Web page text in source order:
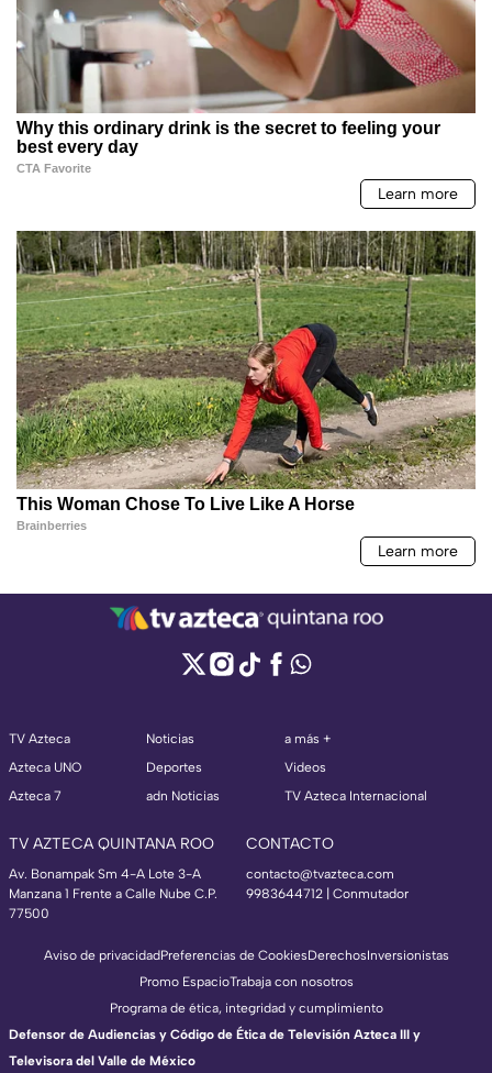
TV Azteca
Azteca UNO
Azteca 7
Noticias
Deportes
adn Noticias
a más +
Videos
TV Azteca Internacional
TV AZTECA QUINTANA ROO
Av. Bonampak Sm 4-A Lote 3-A
Manzana 1 Frente a Calle Nube C.P.
77500
CONTACTO
contacto@tvazteca.com
9983644712 | Conmutador
Aviso de privacidadPreferencias de CookiesDerechosInversionistas
Promo EspacioTrabaja con nosotros
Programa de ética, integridad y cumplimiento
Defensor de Audiencias y Código de Ética de Televisión Azteca III y
Televisora del Valle de México